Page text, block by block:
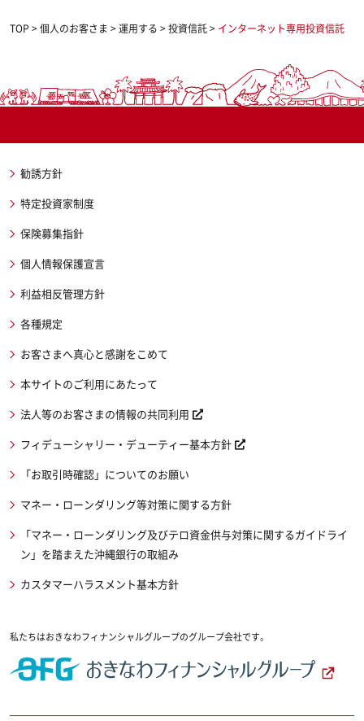
TOP >個人のお客さま >運用する >投資信託> インターネット専用投資信託
私たちはおきなわフィナンシャルグループのグループ会社です。
勧誘方針
特定投資家制度
保険募集指針
個人情報保護宣言
利益相反管理方針
各種規定
お客さまへ真心と感謝をこめて
本サイトのご利用にあたって
法人等のお客さまの情報の共同利用
フィデューシャリー・デューティー基本方針
「お取引時確認」についてのお願い
マネー・ローンダリング等対策に関する方針
「マネー・ローンダリング及びテロ資金供与対策に関するガイドライ
ン」を踏まえた沖縄銀行の取組み
カスタマーハラスメント基本方針